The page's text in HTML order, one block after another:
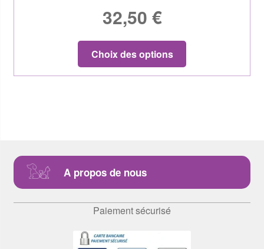
32,50 €
Choix des options
A propos de nous
Paiement sécurisé